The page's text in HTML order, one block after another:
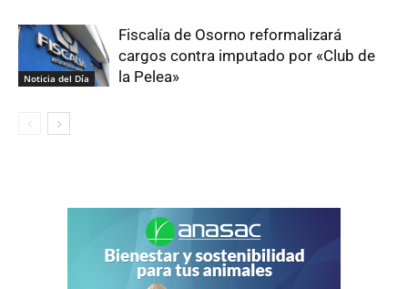
Noticia del Día
Fiscalía de Osorno reformalizará
cargos contra imputado por «Club de
la Pelea»